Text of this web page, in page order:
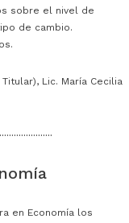
sobre el nivel de
de cambio.
Lic. María Cecilia
en Economía los